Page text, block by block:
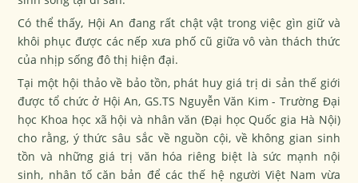
Có thể thấy, Hội An đang rất chật vật trong việc gìn giữ và
khôi phục được các nếp xưa phố cũ giữa vô vàn thách thức
của nhịp sống đô thị hiện đại.
Tại một hội thảo về bảo tồn, phát huy giá trị di sản thế giới
được tổ chức ở Hội An, GS.TS Nguyễn Văn Kim - Trường Đại
học Khoa học xã hội và nhân văn (Đại học Quốc gia Hà Nội)
cho rằng, ý thức sâu sắc về nguồn cội, về không gian sinh
tồn và những giá trị văn hóa riêng biệt là sức mạnh nội
sinh, nhân tố căn bản để các thế hệ người Việt Nam vừa